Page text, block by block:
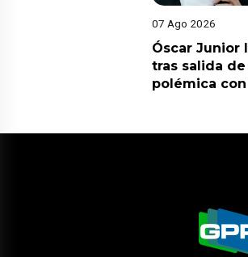
07 Ago 2026
Óscar Junior
tras salida
polémica